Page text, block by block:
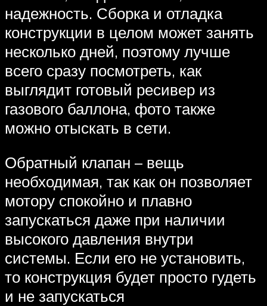
надежность. Сборка и отладка
конструкции в целом может занять
несколько дней, поэтому лучше
всего сразу посмотреть, как
выглядит готовый ресивер из
газового баллона, фото также
можно отыскать в сети.
Обратный клапан – вещь
необходимая, так как он позволяет
мотору спокойно и плавно
запускаться даже при наличии
высокого давления внутри
системы. Если его не установить,
то конструкция будет просто гудеть
и не запускаться